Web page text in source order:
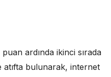
ardında ikinci sırada
atıfta bulunarak, internet